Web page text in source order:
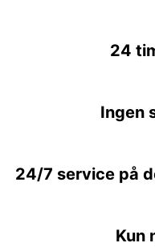
24
Ingen
24/7 service på
Kun